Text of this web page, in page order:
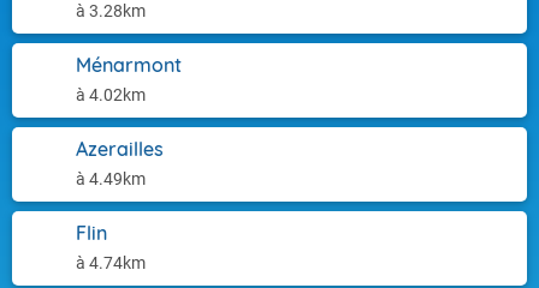
à 3.28km
Ménarmont
à 4.02km
Azerailles
à 4.49km
Flin
à 4.74km